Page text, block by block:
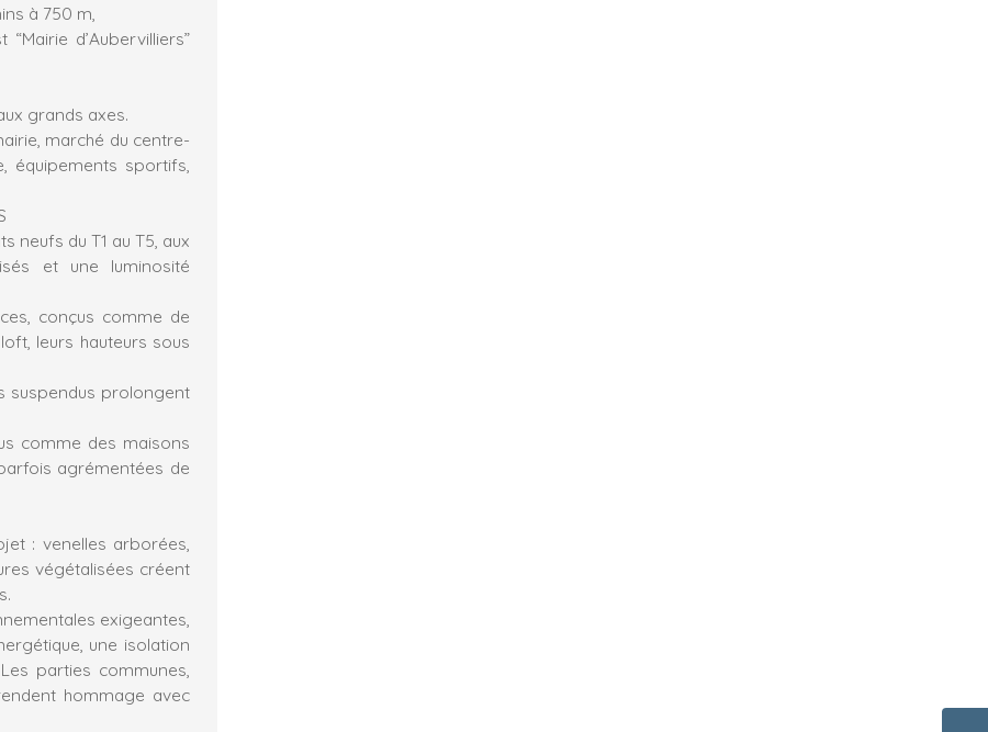
à 750 m,
d’Aubervilliers”
grands axes.
marché du centre-
équipements sportifs,
neufs du T1 au T5, aux
et une luminosité
conçus comme de
leurs hauteurs sous
suspendus prolongent
comme des maisons
agrémentées de
: venelles arborées,
végétalisées créent
exigeantes,
une isolation
parties communes,
hommage avec